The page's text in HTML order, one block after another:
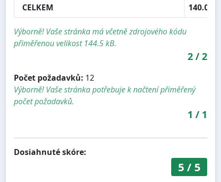
CELKEM
140.0 kB
Výborně! Vaše stránka má včetně zdrojového kódu
přiměřenou velikost 144.5 kB.
2/2
Počet požadavků: 12
Výborně! Vaše stránka potřebuje k načtení přiměřený
počet požadavků.
1 / 1
Dosiahnuté skóre:
5/ 5